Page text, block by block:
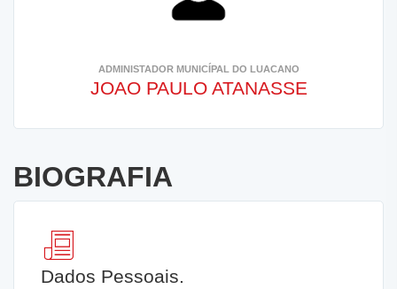
ADMINISTADOR MUNICÍPAL DO LUACANO
JOAO PAULO ATANASSE
BIOGRAFIA
Dados Pessoais.